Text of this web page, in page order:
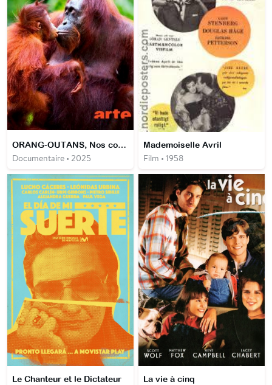
ORANG-OUTANS, Nos cousins rouges de la forêt
Documentaire • 2025
Mademoiselle Avril
Film • 1958
Le Chanteur et le Dictateur La vie à cinq